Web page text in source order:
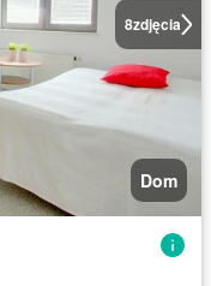
8zdjęcia
Dom